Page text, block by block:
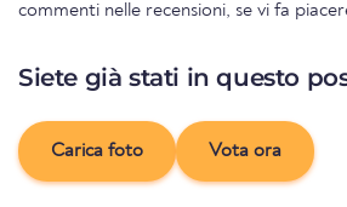
commenti nelle recensioni, se vi fa
Siete già stati in questo
Carica foto Vota ora